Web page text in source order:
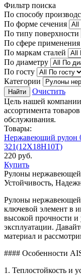
Фильтр поиска
По способу
По форме сечения
По типу поверхности
По сфере применения
По маркам сталей
По диаметру
По госту
Категории
Найти
Очистить
Цель нашей
ассортимента
обслуживания.
Товары:
Нержавеющий рулон
321(12Х18Н10Т)
220 руб.
Купить
Рулоны нержавеющей
Устойчивость,
Рулоны нержавеющей
ключевой элемент в
высокой прочности и
эксплуатации.
материал и
#### Особенности
1. Теплостойкость и